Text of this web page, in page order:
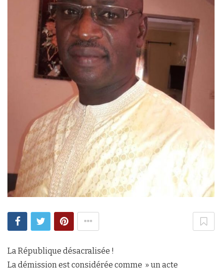
La République désacralisée !
La démission est considérée comme » un acte